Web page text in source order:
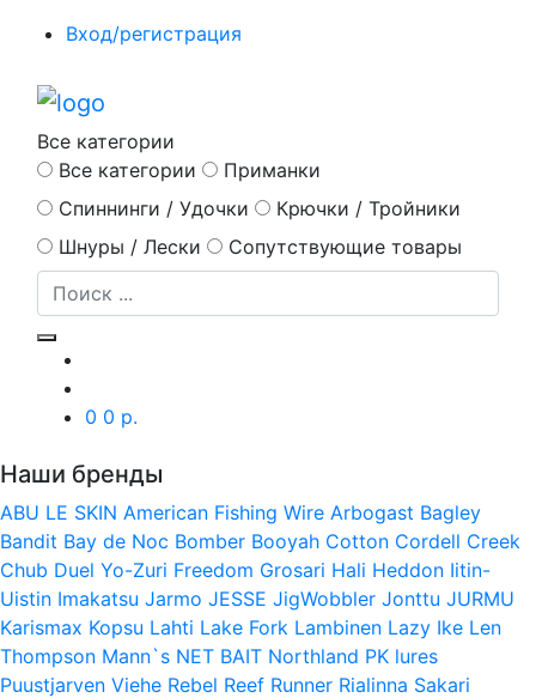
Вход/регистрация
Все категории
Все категории
Приманки
Спиннинги / Удочки
Крючки / Тройники
Шнуры / Лески
Сопутствующие товары
0 0 р.
Наши бренды
ABU LE SKIN American Fishing Wire Arbogast Bagley
Bandit Bay de Noc Bomber Booyah Cotton Cordell Creek
Chub Duel Yo-Zuri Freedom Grosari Hali Heddon Iitin-
Uistin Imakatsu Jarmo JESSE JigWobbler Jonttu JURMU
Karismax Kopsu Lahti Lake Fork Lambinen Lazy Ike Len
Thompson Mann`s NET BAIT Northland PK lures
Puustjarven Viehe Rebel Reef Runner Rialinna Sakari